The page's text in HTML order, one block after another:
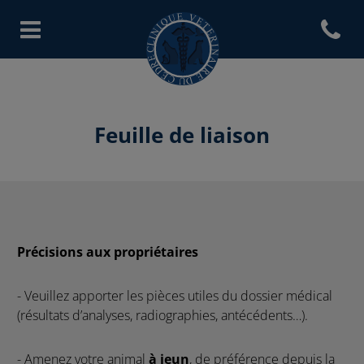
Page d'accueil de Clinique
Open
Feuille de liaison
Précisions aux propriétaires
- Veuillez apporter les pièces utiles du dossier médical
(résultats d’analyses, radiographies, antécédents…).
- Amenez votre animal à jeun, de préférence depuis la